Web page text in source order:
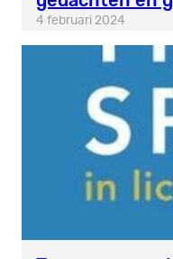
4 februari 2024